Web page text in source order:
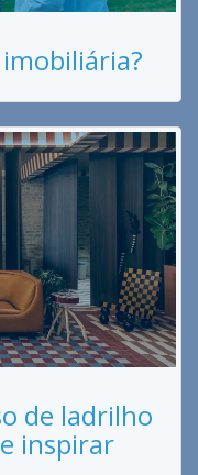
de ladrilho
inspirar